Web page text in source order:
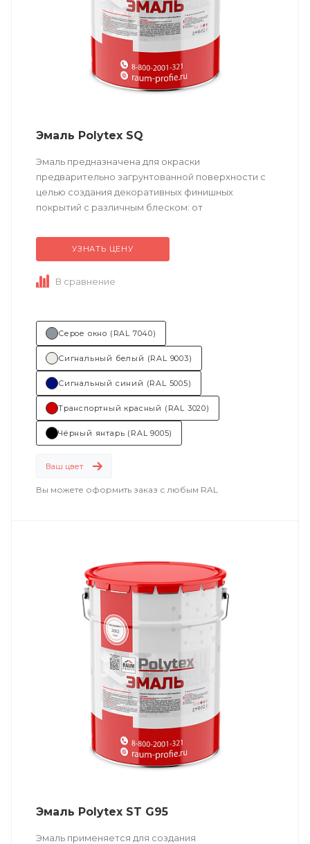
Эмаль Polytex SQ
Эмаль предназначена для окраски
предварительно загрунтованной поверхности с
целью создания декоративных финишных
покрытий с различным блеском: от
Техническое описание...
УЗНАТЬ ЦЕНУ
В сравнение
Серое окно (RAL 7040)
Сигнальный белый (RAL 9003)
Сигнальный синий (RAL 5005)
Транспортный красный (RAL 3020)
Чёрный янтарь (RAL 9005)
Ваш цвет
Вы можете оформить заказ с любым RAL
Эмаль Polytex ST G95
Эмаль применяется для создания